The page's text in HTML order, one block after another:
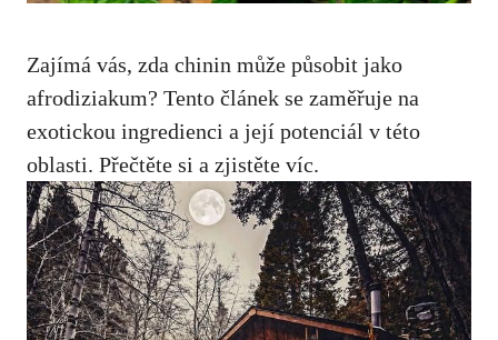
Zajímá vás, zda chinin může působit jako
afrodiziakum? Tento článek se zaměřuje na
exotickou ingredienci a její potenciál v této
oblasti. Přečtěte si a zjistěte víc.